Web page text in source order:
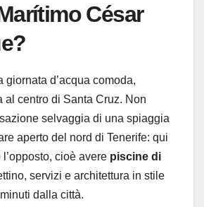
César
giornata d’acqua comoda,
al centro di Santa Cruz. Non
selvaggia di una spiaggia
aperto del nord di Tenerife: qui
cioè avere piscine di
servizi e architettura in stile
dalla città.